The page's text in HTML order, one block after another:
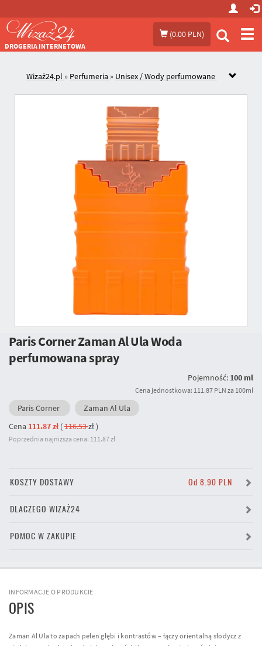
(0.00 PLN)
DROGERIA INTERNETOWA
Wizaż24.pl » Perfumeria » Unisex / Wody perfumowane
Paris Corner Zaman Al Ula Woda
perfumowana spray
Pojemność: 100 ml
Cena jednostkowa: 111.87 PLN za 100ml
Paris Corner
Zaman Al Ula
Cena 111.87 zł(116.53zł)
Poprzednia najniższa cena: 111.87 zł
KOSZTY DOSTAWY Od 8.90 PLN
DLACZEGO WIZAŻ24
POMOC W ZAKUPIE
INFORMACJE O PRODUKCIE
OPIS
Zaman Al Ula to zapach pełen głębi i kontrastów – łączy orientalną słodycz z